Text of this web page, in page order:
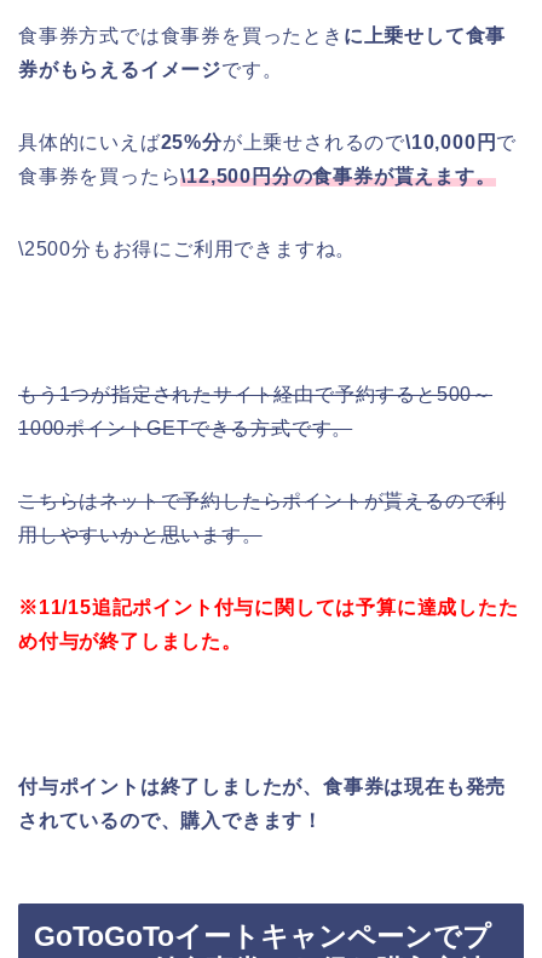
食事券方式では食事券を買ったとき に上乗せして食事
券がもらえるイメージです。
具体的にいえば25%分が上乗せされるので\10,000円 で
食事券を買ったら\12,500円分の食事券が貰えます。
\2500分もお得にご利用できますね。
もう1つが指定されたサイト経由で予約すると500～
1000ポイントGETできる方式です。
こちらはネットで予約したらポイントが貰えるので利
用しやすいかと思います。
※11/15追記ポイント付与に関しては予算に達成したた
め付与が終了しました。
付与ポイントは終了しましたが、食事券は現在も発売
されているので、購入できます！
GoToGoToイートキャンペーンでプ